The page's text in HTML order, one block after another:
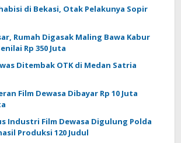
di Bekasi, Otak Pelakunya Sopir
Rumah Digasak Maling Bawa Kabur
Rp 350 Juta
Ditembak OTK di Medan Satria
Film Dewasa Dibayar Rp 10 Juta
Industri Film Dewasa Digulung Polda
Produksi 120 Judul